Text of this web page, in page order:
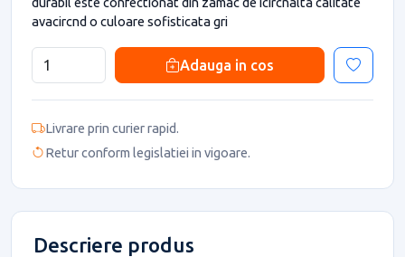
avacircnd o culoare sofisticata gri
Adauga in cos
Livrare prin curier rapid.
Retur conform legislatiei in vigoare.
Descriere produs